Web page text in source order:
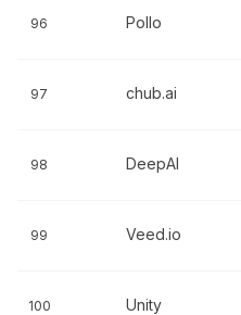
96 Pollo
97 chub.ai
98 DeepAI
99 Veed.io
100 Unity